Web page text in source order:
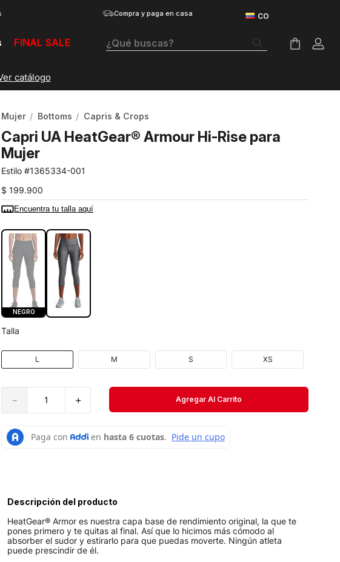
Compra y paga en casa
FINAL SALE ¿Qué buscas?
catálogo
Mujer Bottoms Capris & Crops
Capri UA HeatGear® Armour Hi-Rise para
Mujer
1365334-001
$ 199.900
Encuentra tu talla aquí
NEGRO
Talla
L M S XS
＋
－ Agregar Al Carrito
Descripción del producto
HeatGear® Armor es nuestra capa base de rendimiento original, la que te
pones primero y te quitas al final. Así que lo hicimos más cómodo al
absorber el sudor y estirarlo para que puedas moverte. Ningún atleta
puede prescindir de él.
Botas
Tenis Mujer
Velociti Distance